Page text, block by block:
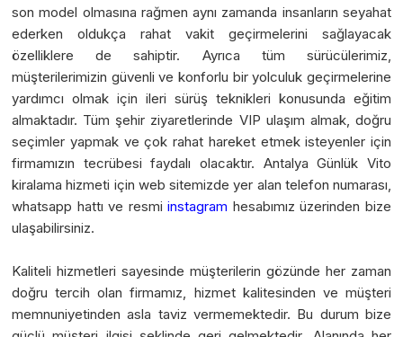
son model olmasına rağmen aynı zamanda insanların seyahat
ederken oldukça rahat vakit geçirmelerini sağlayacak
özelliklere de sahiptir. Ayrıca tüm sürücülerimiz,
müşterilerimizin güvenli ve konforlu bir yolculuk geçirmelerine
yardımcı olmak için ileri sürüş teknikleri konusunda eğitim
almaktadır. Tüm şehir ziyaretlerinde VIP ulaşım almak, doğru
seçimler yapmak ve çok rahat hareket etmek isteyenler için
firmamızın tecrübesi faydalı olacaktır. Antalya Günlük Vito
kiralama hizmeti için web sitemizde yer alan telefon numarası,
whatsapp hattı ve resmiinstagram hesabımız üzerinden bize
ulaşabilirsiniz.
Kaliteli hizmetleri sayesinde müşterilerin gözünde her zaman
doğru tercih olan firmamız, hizmet kalitesinden ve müşteri
memnuniyetinden asla taviz vermemektedir. Bu durum bize